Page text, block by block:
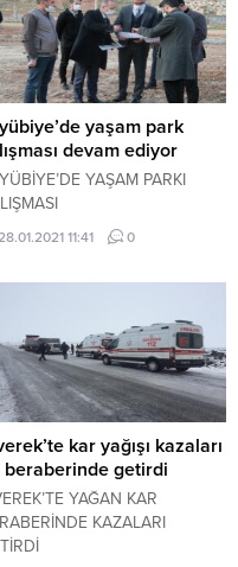
yaşam park
devam ediyor
YAŞAM PARKI
11:41 0
kar yağışı kazaları
beraberinde getirdi
YAĞAN KAR
KAZALARI